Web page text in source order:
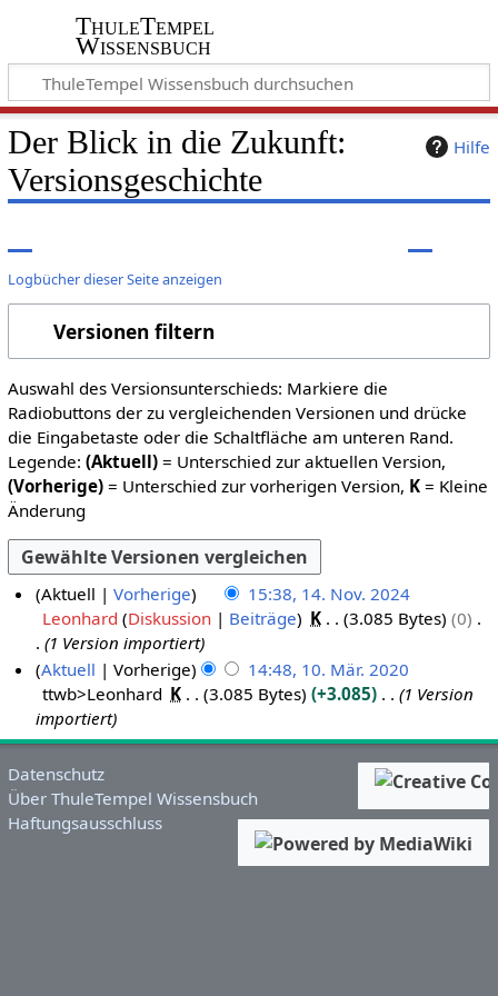
ThuleTempel
Wissensbuch
Hilfe
Der Blick in die Zukunft:
Versionsgeschichte
Logbücher dieser Seite anzeigen
Versionen filtern
Auswahl des Versionsunterschieds: Markiere die
Radiobuttons der zu vergleichenden Versionen und drücke
die Eingabetaste oder die Schaltfläche am unteren Rand.
Legende: (Aktuell)= Unterschied zur aktuellen Version,
(Vorherige)= Unterschied zur vorherigen Version, K= Kleine
Änderung
v
e
m
b
Aktuell Vorherige
15:38, 14. Nov. 2024
Leonhard Diskussion Beiträge K 3.085 Bytes
0
1 Version importiert
.
M
ä
r
Aktuell Vorherige
14:48, 10. Mär. 2020
ttwb>Leonhard K 3.085 Bytes +3.085
1 Version
importiert
Datenschutz
Über ThuleTempel Wissensbuch
Haftungsausschluss